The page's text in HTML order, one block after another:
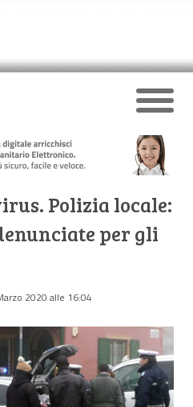
Polizia locale:
per gli
2020 alle 16:04